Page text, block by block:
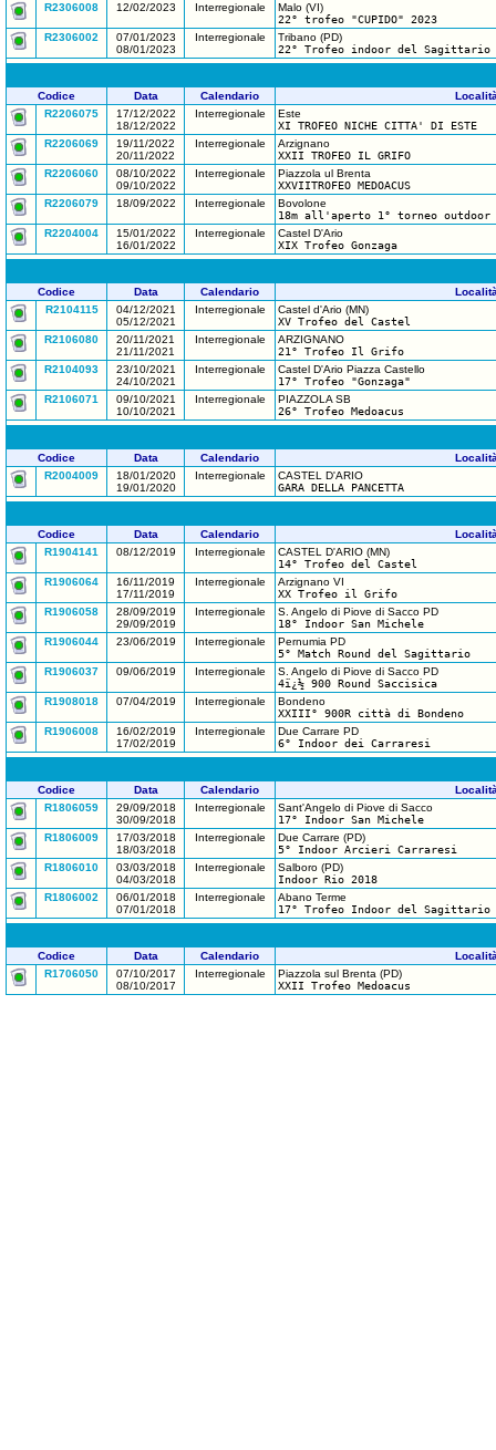
R2306008
12/02/2023 Interregionale
Malo (VI)
22° trofeo "CUPIDO" 2023
R2306002
07/01/2023
08/01/2023
Interregionale
Tribano (PD)
22° Trofeo indoor del Sagittario
Codice Data Calendario
R2206075
17/12/2022
18/12/2022
Interregionale
Este
XI TROFEO NICHE CITTA' DI ESTE
R2206069
19/11/2022
20/11/2022
Interregionale
Arzignano
XXII TROFEO IL GRIFO
R2206060
08/10/2022
09/10/2022
Interregionale
Piazzola ul Brenta
XXVIITROFEO MEDOACUS
R2206079
18/09/2022 Interregionale
Bovolone
18m all'aperto 1° torneo
R2204004
15/01/2022
16/01/2022
Interregionale
Castel D'Ario
XIX Trofeo Gonzaga
Codice Data Calendario
R2104115
04/12/2021
05/12/2021
Interregionale
Castel d'Ario (MN)
XV Trofeo del Castel
R2106080
20/11/2021
21/11/2021
Interregionale
ARZIGNANO
21° Trofeo Il Grifo
R2104093
23/10/2021
24/10/2021
Interregionale
Castel D'Ario Piazza Castello
17° Trofeo "Gonzaga"
R2106071
09/10/2021
10/10/2021
Interregionale
PIAZZOLA SB
26° Trofeo Medoacus
Codice Data Calendario
R2004009
18/01/2020
19/01/2020
Interregionale
CASTEL D'ARIO
GARA DELLA PANCETTA
Codice Data Calendario
R1904141
08/12/2019 Interregionale
CASTEL D'ARIO (MN)
14° Trofeo del Castel
R1906064
16/11/2019
17/11/2019
Interregionale
Arzignano VI
XX Trofeo il Grifo
R1906058
28/09/2019
29/09/2019
Interregionale
S. Angelo di Piove di Sacco PD
18° Indoor San Michele
R1906044
23/06/2019 Interregionale
Pernumia PD
5° Match Round del Sagittario
R1906037
09/06/2019 Interregionale
S. Angelo di Piove di Sacco PD
4ï¿½ 900 Round Saccisica
R1908018
07/04/2019 Interregionale
Bondeno
XXIII° 900R città di Bondeno
R1906008
16/02/2019
17/02/2019
Interregionale
Due Carrare PD
6° Indoor dei Carraresi
Codice Data Calendario
R1806059
29/09/2018
30/09/2018
Interregionale
Sant'Angelo di Piove di Sacco
17° Indoor San Michele
R1806009
17/03/2018
18/03/2018
Interregionale
Due Carrare (PD)
5° Indoor Arcieri Carraresi
R1806010
03/03/2018
04/03/2018
Interregionale
Salboro (PD)
Indoor Rio 2018
R1806002
06/01/2018
07/01/2018
Interregionale
Abano Terme
17° Trofeo Indoor del Sagittario
Codice Data Calendario
R1706050
07/10/2017
08/10/2017
Interregionale
Piazzola sul Brenta (PD)
XXII Trofeo Medoacus